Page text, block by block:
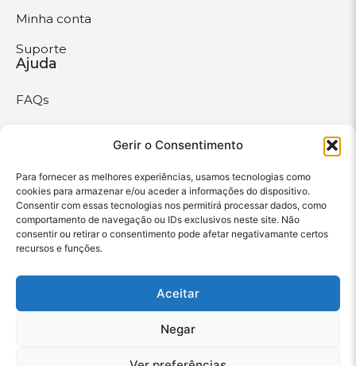
Gerir o Consentimento
Para fornecer as melhores experiências, usamos tecnologias como
cookies para armazenar e/ou aceder a informações do dispositivo.
Consentir com essas tecnologias nos permitirá processar dados, como
comportamento de navegação ou IDs exclusivos neste site. Não
consentir ou retirar o consentimento pode afetar negativamante certos
recursos e funções.
Aceitar
Negar
Minha conta
Suporte
Ajuda
FAQs
Políticas gerais
Política de privacidade
Termos & Condições